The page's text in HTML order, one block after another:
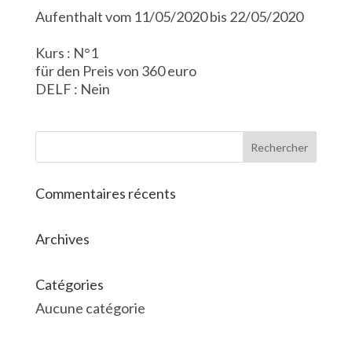
Aufenthalt vom 11/05/2020 bis 22/05/2020
Kurs : N°1
für den Preis von 360 euro
DELF : Nein
Commentaires récents
Archives
Catégories
Aucune catégorie